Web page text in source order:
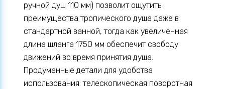
ручной душ 110 мм) позволит ощутить
преимущества тропического душа даже в
стандартной ванной, тогда как увеличенная
длина шланга 1750 мм обеспечит свободу
движений во время принятия душа.
Продуманные детали для удобства
использования: телескопическая поворотная